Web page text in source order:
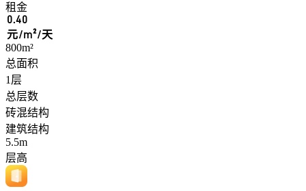
租金
0.40
元/m²/天
800m²
总面积
1层
总层数
砖混结构
建筑结构
5.5m
层高